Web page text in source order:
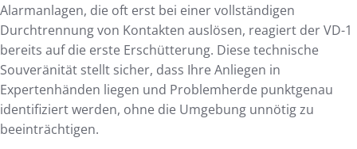
Alarmanlagen, die oft erst bei einer vollständigen
Durchtrennung von Kontakten auslösen, reagiert der VD-1
bereits auf die erste Erschütterung. Diese technische
Souveränität stellt sicher, dass Ihre Anliegen in
Expertenhänden liegen und Problemherde punktgenau
identifiziert werden, ohne die Umgebung unnötig zu
beeinträchtigen.